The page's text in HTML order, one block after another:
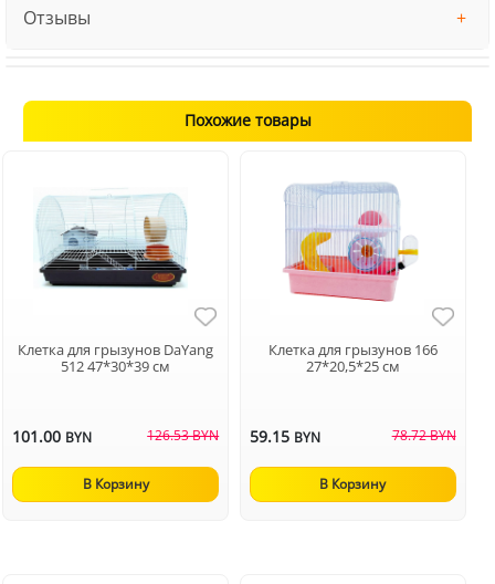
Отзывы
Похожие товары
Клетка для грызунов DaYang
512 47*30*39 см
101.00 BYN 126.53 BYN
В Корзину
Клетка для грызунов 166
27*20,5*25 см
59.15 BYN 78.72 BYN
В Корзину